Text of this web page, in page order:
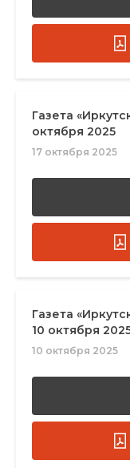
Газета
октября 2025
17 октября 2025
Газета
10 октября
10 октября 2025